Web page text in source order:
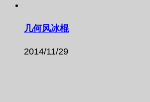
几何风冰棍
2014/11/29